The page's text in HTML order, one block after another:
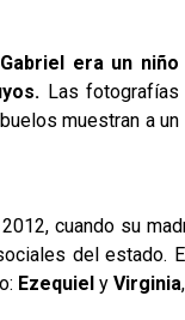
Gabriel era un niño
Las fotografías
muestran a un
cuando su
del estado.
Ezequiel y Virginia